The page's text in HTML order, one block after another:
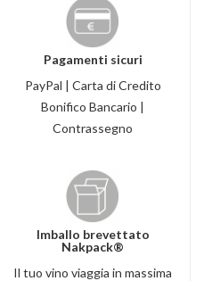
Pagamenti sicuri
PayPal | Carta di Credito
Bonifico Bancario |
Contrassegno
Imballo brevettato
Nakpack®
Il tuo vino viaggia in massima